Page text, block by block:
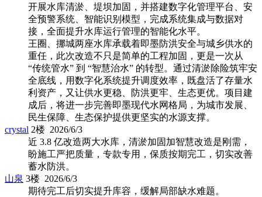
开展水库清淤、堤坝加固，并搭建数字化管理平台、安
全预警系统、智能识别模型，完成系统集成与数据对
接，全面提升水库运行管理的智能化水平。
王圈、挪城两座水库承载着即墨防洪安全与城乡供水的
重任，此次改造不只是简单的工程加固，更是一次从
“传统管水” 到 “智慧治水” 的转型。通过清淤除险筑牢安
全底线，用数字化系统提升调度效率，既盘活了存量水
利资产，又让供水更稳、防洪更牢、生态更优。项目建
成后，将进一步完善即墨现代水网格局，为城市发展、
民生保障、生态保护提供更坚实的水源支撑。
crystal 2楼 2026/6/3
近 3.8 亿改造两大水库，清淤加固加智慧改造是刚需，
盼施工严把质量，专款专用，保质按期完工，切实改善
蓄水防洪。
山泉 3楼 2026/6/3
期待完工后切实提升库容，缓解局部缺水难题。